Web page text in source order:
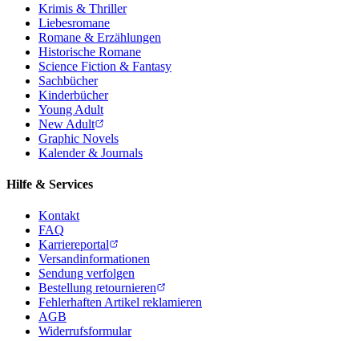
Krimis & Thriller
Liebesromane
Romane & Erzählungen
Historische Romane
Science Fiction & Fantasy
Sachbücher
Kinderbücher
Young Adult
New Adult
Graphic Novels
Kalender & Journals
Hilfe & Services
Kontakt
FAQ
Karriereportal
Versandinformationen
Sendung verfolgen
Bestellung retournieren
Fehlerhaften Artikel reklamieren
AGB
Widerrufsformular